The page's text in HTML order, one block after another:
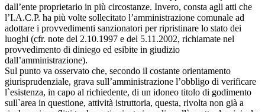
dall’ente proprietario in più circostanze. Invero, consta agli atti che
l’I.A.C.P. ha più volte sollecitato l’amministrazione comunale ad
adottare i provvedimenti sanzionatori per ripristinare lo stato dei
luoghi (cfr. note del 2.10.1997 e del 5.11.2002, richiamate nel
provvedimento di diniego ed esibite in giudizio
dall’amministrazione).
Sul punto va osservato che, secondo il costante orientamento
giurisprudenziale, grava sull’amministrazione l’obbligo di verificare
l`esistenza, in capo al richiedente, di un idoneo titolo di godimento
sull`area in questione, attività istruttoria, questa, rivolta non già a